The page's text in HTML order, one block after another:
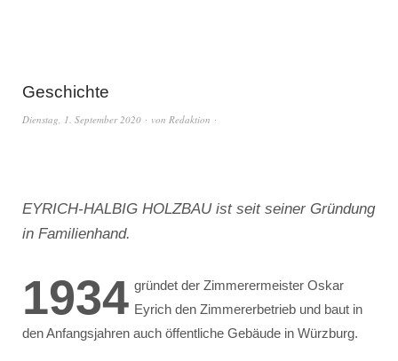
Geschichte
Dienstag, 1. September 2020 von Redaktion
EYRICH-HALBIG HOLZBAU ist seit seiner Gründung
in Familienhand.
1934 gründet der Zimmerermeister Oskar
Eyrich den Zimmererbetrieb und baut in
den Anfangsjahren auch öffentliche Gebäude in Würzburg.